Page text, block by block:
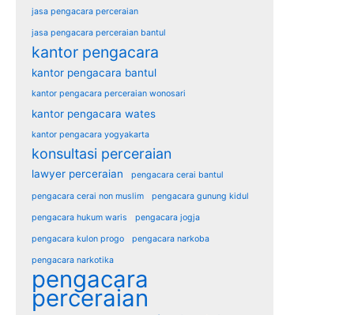
jasa pengacara perceraian
jasa pengacara perceraian bantul
kantor pengacara
kantor pengacara bantul
kantor pengacara perceraian wonosari
kantor pengacara wates
kantor pengacara yogyakarta
konsultasi perceraian
lawyer perceraian pengacara cerai bantul
pengacara cerai non muslim pengacara gunung kidul
pengacara hukum waris pengacara jogja
pengacara kulon progo pengacara narkoba
pengacara narkotika
pengacara
perceraian